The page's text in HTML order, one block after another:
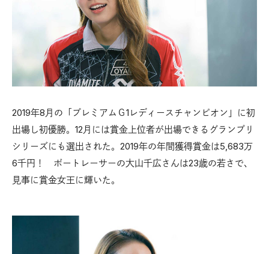
2019年8月の「プレミアムＧ1レディースチャンピオン」に初
出場し初優勝。12月には賞金上位者が出場できるグランプリ
シリーズにも選出された。2019年の年間獲得賞金は5,683万
6千円！ ボートレーサーの大山千広さんは23歳の若さで、
見事に賞金女王に輝いた。